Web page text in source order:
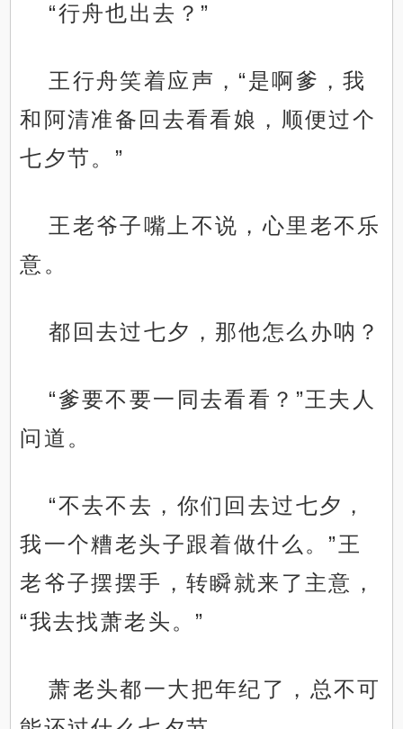
“行舟也出去？”
王行舟笑着应声，“是啊爹，我
和阿清准备回去看看娘，顺便过个
七夕节。”
王老爷子嘴上不说，心里老不乐
意。
都回去过七夕，那他怎么办呐？
“爹要不要一同去看看？”王夫人
问道。
“不去不去，你们回去过七夕，
我一个糟老头子跟着做什么。”王
老爷子摆摆手，转瞬就来了主意，
“我去找萧老头。”
萧老头都一大把年纪了，总不可